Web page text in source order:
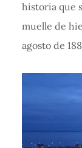
historia que
muelle de
agosto de